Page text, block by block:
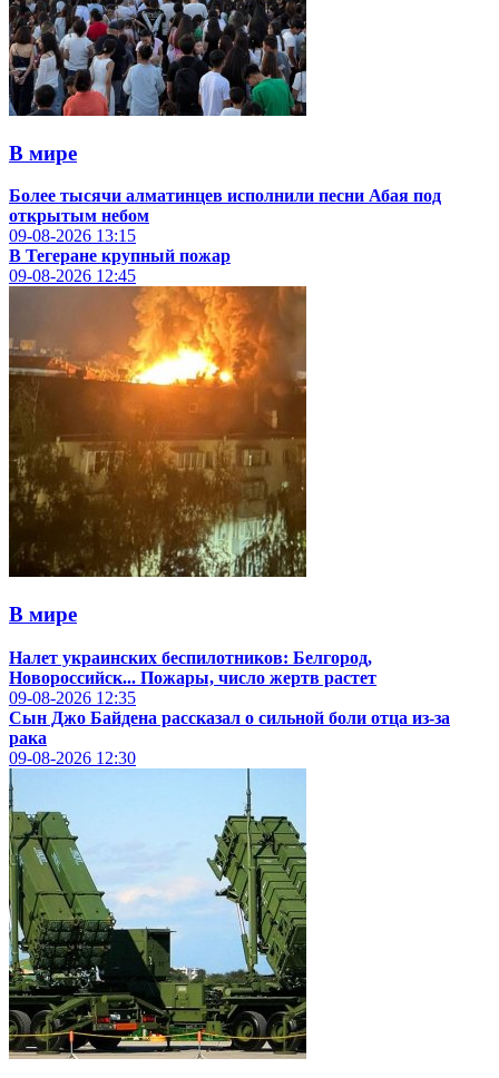
В мире
Более тысячи алматинцев исполнили песни Абая под
открытым небом
09-08-2026 13:15
В Тегеране крупный пожар
09-08-2026 12:45
В мире
Налет украинских беспилотников: Белгород,
Новороссийск... Пожары, число жертв растет
09-08-2026 12:35
Сын Джо Байдена рассказал о сильной боли отца из-за
рака
09-08-2026 12:30